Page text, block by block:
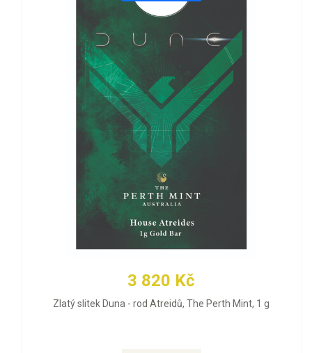
3 820 Kč
Zlatý slitek Duna - rod Atreidů, The Perth Mint, 1 g